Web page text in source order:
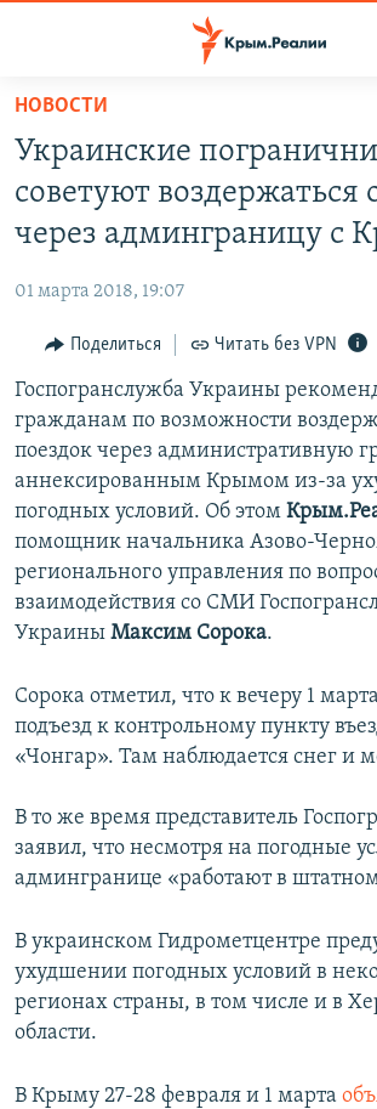
Вернуться
основному
содержанию
главной
навигации
Вернутся
поиску
СПЕЦПРОЕКТЫ
11 ЛЕТ ОККУПАЦИИ КРЫМА. 11 ИСТОРИЙ
ЕЩЕ
ИНТЕРАКТИВ
ИНФОГРАФИКА
ТЕЛЕПРОЕКТ КРЫМ.РЕАЛИИ
СОВЕТЫ ПРАВОЗАЩИТНИКОВ
ПРОПАВШИЕ БЕЗ ВЕСТИ
ПОБЕДИТЕЛЕЙ НЕ СУДЯТ?
КРЫМ.НЕПОКОРЕННЫЙ
УКРАИНСКАЯ ПРОБЛЕМА КРЫМА
РАДІО СВОБОДА
КАК ОБОЙТИ БЛОКИРОВКУ
Українською
Qırımtatar
ПРИСОЕДИНЯЙТЕСЬ!
Все сайты RFE/RL
НОВОСТИ
Украинские
советуют воздержаться
через админграницу с
01 марта 2018, 19:07
Поделиться Читать без VPN
Госпогранслужба Украины
гражданам по возможности
поездок через административную
аннексированным Крымом из-за
погодных условий. Об этом
помощник начальника Азово-
регионального управления по
взаимодействия со СМИ
Украины Максим Сорока.
Сорока отметил, что к вечеру 1
подъезд к контрольному пункту
«Чонгар». Там наблюдается снег и
В то же время представитель
заявил, что несмотря на погодные
админгранице «работают в
В украинском Гидрометцентре
ухудшении погодных условий в
регионах страны, в том числе и в
области.
В Крыму 27-28 февраля и 1 марта